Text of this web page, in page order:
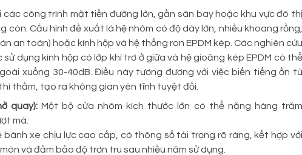
các công trình mặt tiền đường lớn, gần sân bay hoặc khu vực đô thị
còn. Cấu hình đề xuất là hệ nhôm có độ dày lớn, nhiều khoang rỗng,
an toàn) hoặc kính hộp và hệ thống ron EPDM kép. Các nghiên cứu
dụng kính hộp có lớp khí trơ ở giữa và hệ gioăng kép EPDM có thể
xuống 30-40dB. Điều này tương đương với việc biến tiếng ồn từ
thầm, tạo ra không gian yên tĩnh tuyệt đối.
quay): Một bộ cửa nhôm kích thước lớn có thể nặng hàng trăm
mà.
bánh xe chịu lực cao cấp, có thông số tải trọng rõ ràng, kết hợp với
và đảm bảo độ trơn tru sau nhiều năm sử dụng.